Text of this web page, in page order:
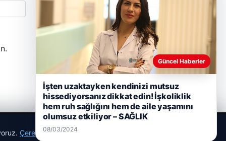
Çerez Politikamız
Güncel Haberler
İşten uzaktayken kendinizi mutsuz
hissediyorsanız dikkat edin! İşkoliklik
hem ruh sağlığını hem de aile yaşamını
olumsuz etkiliyor – SAĞLIK
08/03/2024